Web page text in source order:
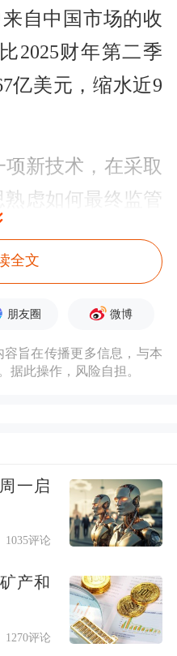
自中国市场的收
2025财年第二季
亿美元，缩水近9
新技术，在采取
虑如何最终监管
得AI竞赛，（美
的事，希望美国
急于推出对他人
示，美国的政策
上最大的市场之
国在AI领域的实
全球约50%的AI
校，对AI有极大
全文
朋友圈 微博
旨在传播更多信息，与本
据此操作，风险自担。
一启
1035评论
产和
1270评论